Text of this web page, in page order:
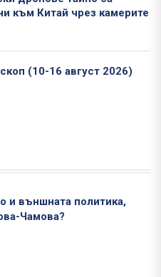
към Китай чрез камерите
(10-16 август 2026)
и външната политика,
Чамова?